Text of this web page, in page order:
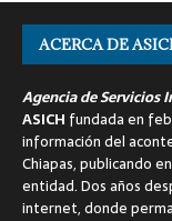
ACERCA DE
Agencia de Servicios
ASICH fundada en
información del
Chiapas, publicando
entidad. Dos años
internet, donde